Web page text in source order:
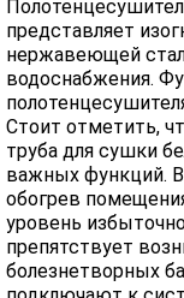
представляет
нержавеющей
водоснабжения.
Стоит отметить,
труба для сушки
важных функций.
обогрев
уровень
препятствует
болезнетворных